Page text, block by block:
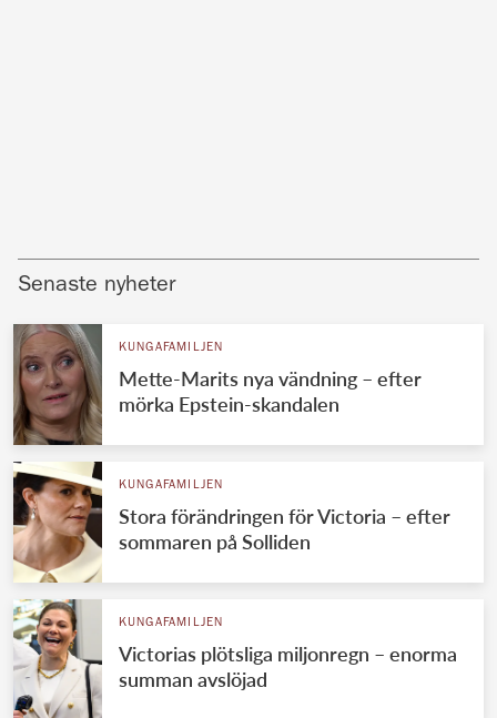
Senaste nyheter
KUNGAFAMILJEN
Mette-Marits nya vändning – efter
mörka Epstein-skandalen
KUNGAFAMILJEN
Stora förändringen för Victoria – efter
sommaren på Solliden
KUNGAFAMILJEN
Victorias plötsliga miljonregn – enorma
summan avslöjad